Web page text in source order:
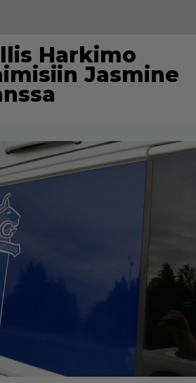
Harkimo
Jasmine